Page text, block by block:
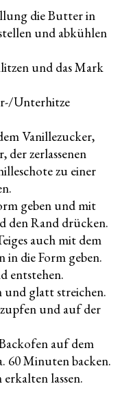
die Butter in
und abkühlen
und das Mark
Unterhitze
Vanillezucker,
der zerlassenen
zu einer
geben und mit
den Rand drücken.
auch mit dem
die Form geben.
entstehen.
und glatt streichen.
und auf der
auf dem
60 Minuten backen.
lassen.